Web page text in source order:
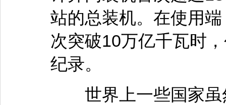
站的总装机。在使用
次突破10万亿千瓦时
纪录。
世界上一些国家虽